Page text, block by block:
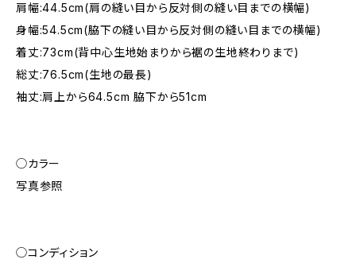
肩幅:44.5cm(肩の縫い目から反対側の縫い目までの横幅)
身幅:54.5cm(脇下の縫い目から反対側の縫い目までの横幅)
着丈:73cm(背中心生地始まりから裾の生地終わりまで)
総丈:76.5cm(生地の最長)
袖丈:肩上から64.5cm 脇下から51cm
◯カラー
写真参照
◯コンディション